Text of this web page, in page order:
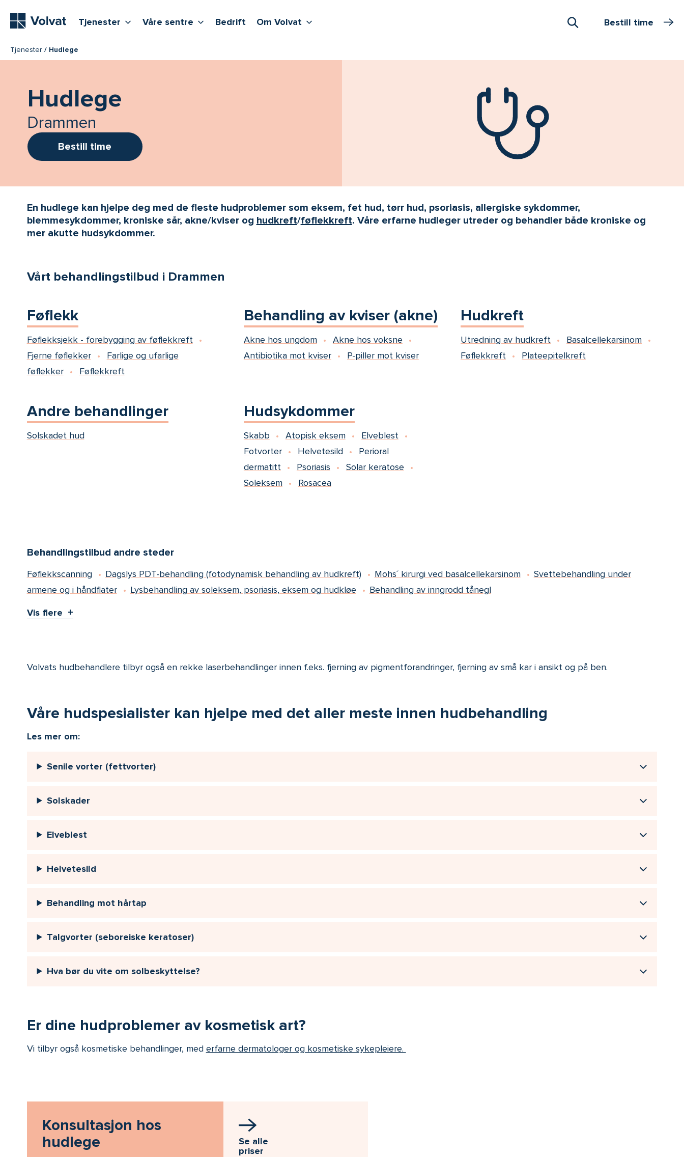
Tjenester Vis flere undernivåerTjenester
Våre sentre Vis flere undernivåerVåre sentre
Bedrift Om Volvat Bestill time
Tjenester Hudlege
Hudlege
Drammen
Bestill time
En hudlege kan hjelpe deg med de fleste hudproblemer som eksem, fet hud, tørr hud, psoriasis, allergiske sykdommer,
blemmesykdommer, kroniske sår, akne/kviser og hudkreft/føflekkreft. Våre erfarne hudleger utreder og behandler både kroniske og
mer akutte hudsykdommer.
Vårt behandlingstilbud i Drammen
Føflekk
Føflekksjekk - forebygging av føflekkreft
Fjerne føflekker
Farlige og ufarlige
føflekker
Føflekkreft
Behandling av kviser (akne)
Akne hos ungdom
Akne hos voksne
Antibiotika mot kviser
P-piller mot kviser
Hudkreft
Utredning av hudkreft
Basalcellekarsinom
Føflekkreft
Plateepitelkreft
Andre behandlinger
Solskadet hud
Hudsykdommer
Skabb Atopisk eksem
Elveblest
Fotvorter
Helvetesild
Perioral
dermatitt
Psoriasis
Solar keratose
Soleksem
Rosacea
Behandlingstilbud andre steder
Føflekkscanning Dagslys PDT-behandling (fotodynamisk behandling av hudkreft) Mohs´ kirurgi ved basalcellekarsinom
Svettebehandling under
armene og i håndflater
Lysbehandling av soleksem, psoriasis, eksem og hudkløe Behandling av inngrodd tånegl
Vis flere
Volvats hudbehandlere tilbyr også en rekke laserbehandlinger innen f.eks. fjerning av pigmentforandringer, fjerning av små kar i ansikt og på ben.
Våre hudspesialister kan hjelpe med det aller meste innen hudbehandling
Les mer om:
Senile vorter (fettvorter)
Solskader
Elveblest
Helvetesild
Behandling mot hårtap
Talgvorter (seboreiske keratoser)
Hva bør du vite om solbeskyttelse?
Er dine hudproblemer av kosmetisk art?
Vi tilbyr også kosmetiske behandlinger, med erfarne dermatologer og kosmetiske sykepleiere.
Konsultasjon hos
hudlege
Se alle
priser